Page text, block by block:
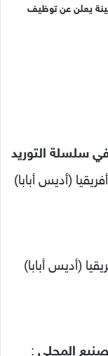
يعلن عن توظيف
سلسلة التوريد
(أديس أبابا)
(أديس أبابا)
المحلي :